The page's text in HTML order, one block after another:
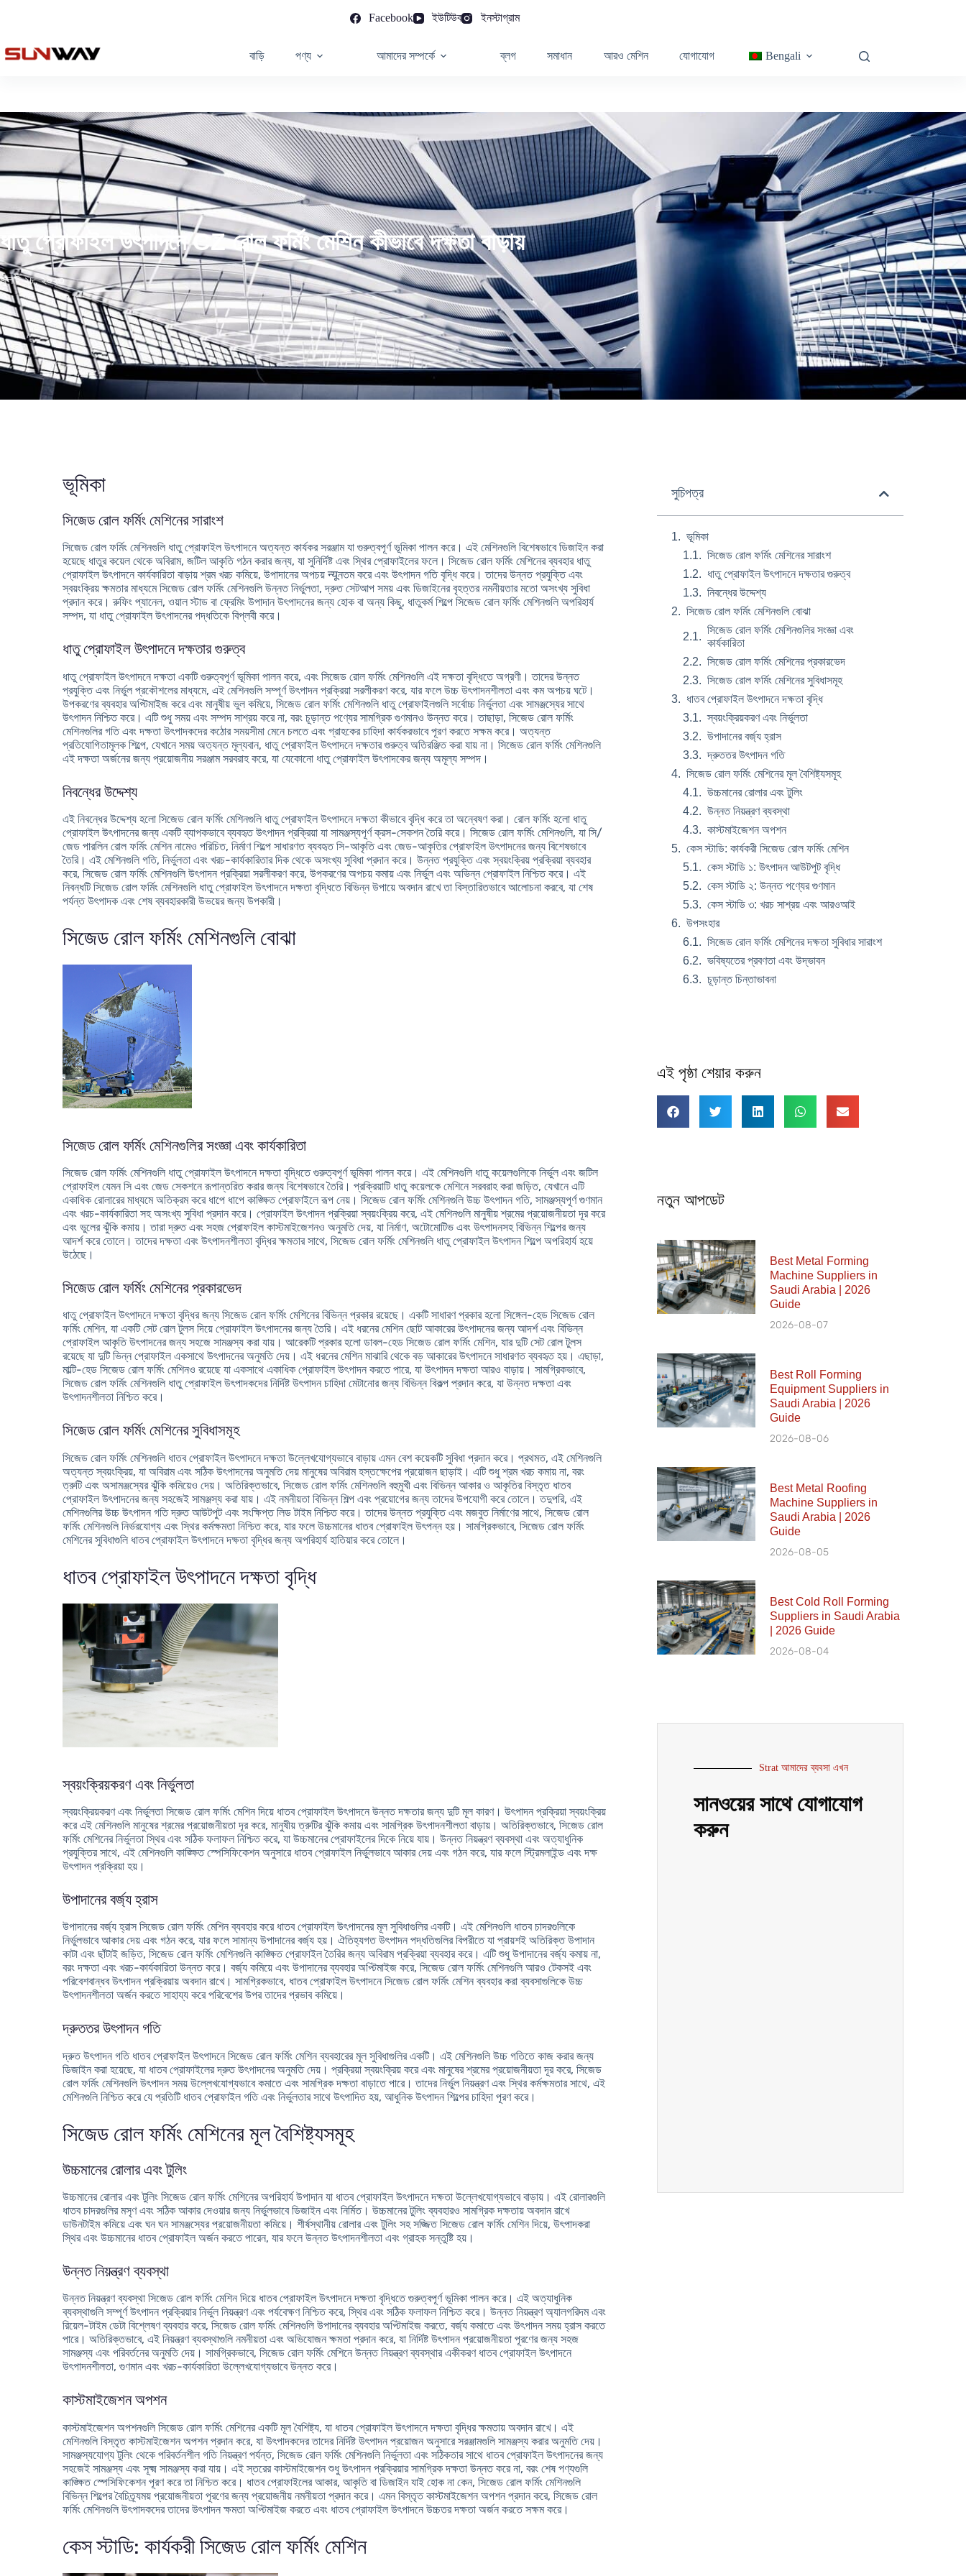
Facebook ইউটিউব ইনস্টাগ্রাম
বাড়ি পণ্য আমাদের সম্পর্কে ব্লগ সমাধান আরও মেশিন যোগাযোগ Bengali
ধাতু প্রোফাইল উৎপাদনে CZ রোল ফর্মিং মেশিন কীভাবে দক্ষতা বাড়ায়
জুলাই ২৮, ২০২৩
ভূমিকা
সিজেড রোল ফর্মিং মেশিনের সারাংশ
সিজেড রোল ফর্মিং মেশিনগুলি ধাতু প্রোফাইল উৎপাদনে অত্যন্ত কার্যকর সরঞ্জাম যা গুরুত্বপূর্ণ ভূমিকা পালন করে। এই মেশিনগুলি বিশেষভাবে ডিজাইন করা
হয়েছে ধাতুর কয়েল থেকে অবিরাম, জটিল আকৃতি গঠন করার জন্য, যা সুনির্দিষ্ট এবং স্থির প্রোফাইলের ফলে। সিজেড রোল ফর্মিং মেশিনের ব্যবহার ধাতু
প্রোফাইল উৎপাদনে কার্যকারিতা বাড়ায় শ্রম খরচ কমিয়ে, উপাদানের অপচয় न्यूনতম করে এবং উৎপাদন গতি বৃদ্ধি করে। তাদের উন্নত প্রযুক্তি এবং
স্বয়ংক্রিয় ক্ষমতার মাধ্যমে সিজেড রোল ফর্মিং মেশিনগুলি উন্নত নির্ভুলতা, দ্রুত সেটআপ সময় এবং ডিজাইনের বৃহত্তর নমনীয়তার মতো অসংখ্য সুবিধা
প্রদান করে। রুফিং প্যানেল, ওয়াল স্টাড বা ফ্রেমিং উপাদান উৎপাদনের জন্য হোক বা অন্য কিছু, ধাতুকর্ম শিল্পে সিজেড রোল ফর্মিং মেশিনগুলি অপরিহার্য
সম্পদ, যা ধাতু প্রোফাইল উৎপাদনের পদ্ধতিকে বিপ্লবী করে।
ধাতু প্রোফাইল উৎপাদনে দক্ষতার গুরুত্ব
ধাতু প্রোফাইল উৎপাদনে দক্ষতা একটি গুরুত্বপূর্ণ ভূমিকা পালন করে, এবং সিজেড রোল ফর্মিং মেশিনগুলি এই দক্ষতা বৃদ্ধিতে অগ্রণী। তাদের উন্নত
প্রযুক্তি এবং নির্ভুল প্রকৌশলের মাধ্যমে, এই মেশিনগুলি সম্পূর্ণ উৎপাদন প্রক্রিয়া সরলীকরণ করে, যার ফলে উচ্চ উৎপাদনশীলতা এবং কম অপচয় ঘটে।
উপকরণের ব্যবহার অপ্টিমাইজ করে এবং মানুষীয় ভুল কমিয়ে, সিজেড রোল ফর্মিং মেশিনগুলি ধাতু প্রোফাইলগুলি সর্বোচ্চ নির্ভুলতা এবং সামঞ্জস্যের সাথে
উৎপাদন নিশ্চিত করে। এটি শুধু সময় এবং সম্পদ সাশ্রয় করে না, বরং চূড়ান্ত পণ্যের সামগ্রিক গুণমানও উন্নত করে। তাছাড়া, সিজেড রোল ফর্মিং
মেশিনগুলির গতি এবং দক্ষতা উৎপাদকদের কঠোর সময়সীমা মেনে চলতে এবং গ্রাহকের চাহিদা কার্যকরভাবে পূরণ করতে সক্ষম করে। অত্যন্ত
প্রতিযোগিতামূলক শিল্পে, যেখানে সময় অত্যন্ত মূল্যবান, ধাতু প্রোফাইল উৎপাদনে দক্ষতার গুরুত্ব অতিরঞ্জিত করা যায় না। সিজেড রোল ফর্মিং মেশিনগুলি
এই দক্ষতা অর্জনের জন্য প্রয়োজনীয় সরঞ্জাম সরবরাহ করে, যা যেকোনো ধাতু প্রোফাইল উৎপাদকের জন্য অমূল্য সম্পদ।
নিবন্ধের উদ্দেশ্য
এই নিবন্ধের উদ্দেশ্য হলো সিজেড রোল ফর্মিং মেশিনগুলি ধাতু প্রোফাইল উৎপাদনে দক্ষতা কীভাবে বৃদ্ধি করে তা অন্বেষণ করা। রোল ফর্মিং হলো ধাতু
প্রোফাইল উৎপাদনের জন্য একটি ব্যাপকভাবে ব্যবহৃত উৎপাদন প্রক্রিয়া যা সামঞ্জস্যপূর্ণ ক্রস-সেকশন তৈরি করে। সিজেড রোল ফর্মিং মেশিনগুলি, যা সি/
জেড পারলিন রোল ফর্মিং মেশিন নামেও পরিচিত, নির্মাণ শিল্পে সাধারণত ব্যবহৃত সি-আকৃতি এবং জেড-আকৃতির প্রোফাইল উৎপাদনের জন্য বিশেষভাবে
তৈরি। এই মেশিনগুলি গতি, নির্ভুলতা এবং খরচ-কার্যকারিতার দিক থেকে অসংখ্য সুবিধা প্রদান করে। উন্নত প্রযুক্তি এবং স্বয়ংক্রিয় প্রক্রিয়া ব্যবহার
করে, সিজেড রোল ফর্মিং মেশিনগুলি উৎপাদন প্রক্রিয়া সরলীকরণ করে, উপকরণের অপচয় কমায় এবং নির্ভুল এবং অভিন্ন প্রোফাইল নিশ্চিত করে। এই
নিবন্ধটি সিজেড রোল ফর্মিং মেশিনগুলি ধাতু প্রোফাইল উৎপাদনে দক্ষতা বৃদ্ধিতে বিভিন্ন উপায়ে অবদান রাখে তা বিস্তারিতভাবে আলোচনা করবে, যা শেষ
পর্যন্ত উৎপাদক এবং শেষ ব্যবহারকারী উভয়ের জন্য উপকারী।
সিজেড রোল ফর্মিং মেশিনগুলি বোঝা
সিজেড রোল ফর্মিং মেশিনগুলির সংজ্ঞা এবং কার্যকারিতা
সিজেড রোল ফর্মিং মেশিনগুলি ধাতু প্রোফাইল উৎপাদনে দক্ষতা বৃদ্ধিতে গুরুত্বপূর্ণ ভূমিকা পালন করে। এই মেশিনগুলি ধাতু কয়েলগুলিকে নির্ভুল এবং জটিল
প্রোফাইল যেমন সি এবং জেড সেকশনে রূপান্তরিত করার জন্য বিশেষভাবে তৈরি। প্রক্রিয়াটি ধাতু কয়েলকে মেশিনে সরবরাহ করা জড়িত, যেখানে এটি
একাধিক রোলারের মাধ্যমে অতিক্রম করে ধাপে ধাপে কাঙ্ক্ষিত প্রোফাইলে রূপ নেয়। সিজেড রোল ফর্মিং মেশিনগুলি উচ্চ উৎপাদন গতি, সামঞ্জস্যপূর্ণ গুণমান
এবং খরচ-কার্যকারিতা সহ অসংখ্য সুবিধা প্রদান করে। প্রোফাইল উৎপাদন প্রক্রিয়া স্বয়ংক্রিয় করে, এই মেশিনগুলি মানুষীয় শ্রমের প্রয়োজনীয়তা দূর করে
এবং ভুলের ঝুঁকি কমায়। তারা দ্রুত এবং সহজ প্রোফাইল কাস্টমাইজেশনও অনুমতি দেয়, যা নির্মাণ, অটোমোটিভ এবং উৎপাদনসহ বিভিন্ন শিল্পের জন্য
আদর্শ করে তোলে। তাদের দক্ষতা এবং উৎপাদনশীলতা বৃদ্ধির ক্ষমতার সাথে, সিজেড রোল ফর্মিং মেশিনগুলি ধাতু প্রোফাইল উৎপাদন শিল্পে অপরিহার্য হয়ে
উঠেছে।
সিজেড রোল ফর্মিং মেশিনের প্রকারভেদ
ধাতু প্রোফাইল উৎপাদনে দক্ষতা বৃদ্ধির জন্য সিজেড রোল ফর্মিং মেশিনের বিভিন্ন প্রকার রয়েছে। একটি সাধারণ প্রকার হলো সিঙ্গেল-হেড সিজেড রোল
ফর্মিং মেশিন, যা একটি সেট রোল টুলস দিয়ে প্রোফাইল উৎপাদনের জন্য তৈরি। এই ধরনের মেশিন ছোট আকারের উৎপাদনের জন্য আদর্শ এবং বিভিন্ন
প্রোফাইল আকৃতি উৎপাদনের জন্য সহজে সামঞ্জস্য করা যায়। আরেকটি প্রকার হলো ডাবল-হেড সিজেড রোল ফর্মিং মেশিন, যার দুটি সেট রোল টুলস
রয়েছে যা দুটি ভিন্ন প্রোফাইল একসাথে উৎপাদনের অনুমতি দেয়। এই ধরনের মেশিন মাঝারি থেকে বড় আকারের উৎপাদনে সাধারণত ব্যবহৃত হয়। এছাড়া,
মাল্টি-হেড সিজেড রোল ফর্মিং মেশিনও রয়েছে যা একসাথে একাধিক প্রোফাইল উৎপাদন করতে পারে, যা উৎপাদন দক্ষতা আরও বাড়ায়। সামগ্রিকভাবে,
সিজেড রোল ফর্মিং মেশিনগুলি ধাতু প্রোফাইল উৎপাদকদের নির্দিষ্ট উৎপাদন চাহিদা মেটানোর জন্য বিভিন্ন বিকল্প প্রদান করে, যা উন্নত দক্ষতা এবং
উৎপাদনশীলতা নিশ্চিত করে।
সিজেড রোল ফর্মিং মেশিনের সুবিধাসমূহ
সিজেড রোল ফর্মিং মেশিনগুলি ধাতব প্রোফাইল উৎপাদনে দক্ষতা উল্লেখযোগ্যভাবে বাড়ায় এমন বেশ কয়েকটি সুবিধা প্রদান করে। প্রথমত, এই মেশিনগুলি
অত্যন্ত স্বয়ংক্রিয়, যা অবিরাম এবং সঠিক উৎপাদনের অনুমতি দেয় মানুষের অবিরাম হস্তক্ষেপের প্রয়োজন ছাড়াই। এটি শুধু শ্রম খরচ কমায় না, বরং
ত্রুটি এবং অসামঞ্জস্যের ঝুঁকি কমিয়েও দেয়। অতিরিক্তভাবে, সিজেড রোল ফর্মিং মেশিনগুলি বহুমুখী এবং বিভিন্ন আকার ও আকৃতির বিস্তৃত ধাতব
প্রোফাইল উৎপাদনের জন্য সহজেই সামঞ্জস্য করা যায়। এই নমনীয়তা বিভিন্ন শিল্প এবং প্রয়োগের জন্য তাদের উপযোগী করে তোলে। তদুপরি, এই
মেশিনগুলির উচ্চ উৎপাদন গতি দ্রুত আউটপুট এবং সংক্ষিপ্ত লিড টাইম নিশ্চিত করে। তাদের উন্নত প্রযুক্তি এবং মজবুত নির্মাণের সাথে, সিজেড রোল
ফর্মিং মেশিনগুলি নির্ভরযোগ্য এবং স্থির কর্মক্ষমতা নিশ্চিত করে, যার ফলে উচ্চমানের ধাতব প্রোফাইল উৎপন্ন হয়। সামগ্রিকভাবে, সিজেড রোল ফর্মিং
মেশিনের সুবিধাগুলি ধাতব প্রোফাইল উৎপাদনে দক্ষতা বৃদ্ধির জন্য অপরিহার্য হাতিয়ার করে তোলে।
ধাতব প্রোফাইল উৎপাদনে দক্ষতা বৃদ্ধি
স্বয়ংক্রিয়করণ এবং নির্ভুলতা
স্বয়ংক্রিয়করণ এবং নির্ভুলতা সিজেড রোল ফর্মিং মেশিন দিয়ে ধাতব প্রোফাইল উৎপাদনে উন্নত দক্ষতার জন্য দুটি মূল কারণ। উৎপাদন প্রক্রিয়া স্বয়ংক্রিয়
করে এই মেশিনগুলি মানুষের শ্রমের প্রয়োজনীয়তা দূর করে, মানুষীয় ত্রুটির ঝুঁকি কমায় এবং সামগ্রিক উৎপাদনশীলতা বাড়ায়। অতিরিক্তভাবে, সিজেড রোল
ফর্মিং মেশিনের নির্ভুলতা স্থির এবং সঠিক ফলাফল নিশ্চিত করে, যা উচ্চমানের প্রোফাইলের দিকে নিয়ে যায়। উন্নত নিয়ন্ত্রণ ব্যবস্থা এবং অত্যাধুনিক
প্রযুক্তির সাথে, এই মেশিনগুলি কাঙ্ক্ষিত স্পেসিফিকেশন অনুসারে ধাতব প্রোফাইল নির্ভুলভাবে আকার দেয় এবং গঠন করে, যার ফলে স্ট্রিমলাইন্ড এবং দক্ষ
উৎপাদন প্রক্রিয়া হয়।
উপাদানের বর্জ্য হ্রাস
উপাদানের বর্জ্য হ্রাস সিজেড রোল ফর্মিং মেশিন ব্যবহার করে ধাতব প্রোফাইল উৎপাদনের মূল সুবিধাগুলির একটি। এই মেশিনগুলি ধাতব চাদরগুলিকে
নির্ভুলভাবে আকার দেয় এবং গঠন করে, যার ফলে সামান্য উপাদানের বর্জ্য হয়। ঐতিহ্যগত উৎপাদন পদ্ধতিগুলির বিপরীতে যা প্রায়শই অতিরিক্ত উপাদান
কাটা এবং ছাঁটাই জড়িত, সিজেড রোল ফর্মিং মেশিনগুলি কাঙ্ক্ষিত প্রোফাইল তৈরির জন্য অবিরাম প্রক্রিয়া ব্যবহার করে। এটি শুধু উপাদানের বর্জ্য কমায় না,
বরং দক্ষতা এবং খরচ-কার্যকারিতা উন্নত করে। বর্জ্য কমিয়ে এবং উপাদানের ব্যবহার অপ্টিমাইজ করে, সিজেড রোল ফর্মিং মেশিনগুলি আরও টেকসই এবং
পরিবেশবান্ধব উৎপাদন প্রক্রিয়ায় অবদান রাখে। সামগ্রিকভাবে, ধাতব প্রোফাইল উৎপাদনে সিজেড রোল ফর্মিং মেশিন ব্যবহার করা ব্যবসাগুলিকে উচ্চ
উৎপাদনশীলতা অর্জন করতে সাহায্য করে পরিবেশের উপর তাদের প্রভাব কমিয়ে।
দ্রুততর উৎপাদন গতি
দ্রুত উৎপাদন গতি ধাতব প্রোফাইল উৎপাদনে সিজেড রোল ফর্মিং মেশিন ব্যবহারের মূল সুবিধাগুলির একটি। এই মেশিনগুলি উচ্চ গতিতে কাজ করার জন্য
ডিজাইন করা হয়েছে, যা ধাতব প্রোফাইলের দ্রুত উৎপাদনের অনুমতি দেয়। প্রক্রিয়া স্বয়ংক্রিয় করে এবং মানুষের শ্রমের প্রয়োজনীয়তা দূর করে, সিজেড
রোল ফর্মিং মেশিনগুলি উৎপাদন সময় উল্লেখযোগ্যভাবে কমাতে এবং সামগ্রিক দক্ষতা বাড়াতে পারে। তাদের নির্ভুল নিয়ন্ত্রণ এবং স্থির কর্মক্ষমতার সাথে, এই
মেশিনগুলি নিশ্চিত করে যে প্রতিটি ধাতব প্রোফাইল গতি এবং নির্ভুলতার সাথে উৎপাদিত হয়, আধুনিক উৎপাদন শিল্পের চাহিদা পূরণ করে।
সিজেড রোল ফর্মিং মেশিনের মূল বৈশিষ্ট্যসমূহ
উচ্চমানের রোলার এবং টুলিং
উচ্চমানের রোলার এবং টুলিং সিজেড রোল ফর্মিং মেশিনের অপরিহার্য উপাদান যা ধাতব প্রোফাইল উৎপাদনে দক্ষতা উল্লেখযোগ্যভাবে বাড়ায়। এই রোলারগুলি
ধাতব চাদরগুলির মসৃণ এবং সঠিক আকার দেওয়ার জন্য নির্ভুলভাবে ডিজাইন এবং নির্মিত। উচ্চমানের টুলিং ব্যবহারও সামগ্রিক দক্ষতায় অবদান রাখে
ডাউনটাইম কমিয়ে এবং ঘন ঘন সামঞ্জস্যের প্রয়োজনীয়তা কমিয়ে। শীর্ষস্থানীয় রোলার এবং টুলিং সহ সজ্জিত সিজেড রোল ফর্মিং মেশিন দিয়ে, উৎপাদকরা
স্থির এবং উচ্চমানের ধাতব প্রোফাইল অর্জন করতে পারেন, যার ফলে উন্নত উৎপাদনশীলতা এবং গ্রাহক সন্তুষ্টি হয়।
উন্নত নিয়ন্ত্রণ ব্যবস্থা
উন্নত নিয়ন্ত্রণ ব্যবস্থা সিজেড রোল ফর্মিং মেশিন দিয়ে ধাতব প্রোফাইল উৎপাদনে দক্ষতা বৃদ্ধিতে গুরুত্বপূর্ণ ভূমিকা পালন করে। এই অত্যাধুনিক
ব্যবস্থাগুলি সম্পূর্ণ উৎপাদন প্রক্রিয়ার নির্ভুল নিয়ন্ত্রণ এবং পর্যবেক্ষণ নিশ্চিত করে, স্থির এবং সঠিক ফলাফল নিশ্চিত করে। উন্নত নিয়ন্ত্রণ অ্যালগরিদম এবং
রিয়েল-টাইম ডেটা বিশ্লেষণ ব্যবহার করে, সিজেড রোল ফর্মিং মেশিনগুলি উপাদানের ব্যবহার অপ্টিমাইজ করতে, বর্জ্য কমাতে এবং উৎপাদন সময় হ্রাস করতে
পারে। অতিরিক্তভাবে, এই নিয়ন্ত্রণ ব্যবস্থাগুলি নমনীয়তা এবং অভিযোজন ক্ষমতা প্রদান করে, যা নির্দিষ্ট উৎপাদন প্রয়োজনীয়তা পূরণের জন্য সহজ
সামঞ্জস্য এবং পরিবর্তনের অনুমতি দেয়। সামগ্রিকভাবে, সিজেড রোল ফর্মিং মেশিনে উন্নত নিয়ন্ত্রণ ব্যবস্থার একীকরণ ধাতব প্রোফাইল উৎপাদনে
উৎপাদনশীলতা, গুণমান এবং খরচ-কার্যকারিতা উল্লেখযোগ্যভাবে উন্নত করে।
কাস্টমাইজেশন অপশন
কাস্টমাইজেশন অপশনগুলি সিজেড রোল ফর্মিং মেশিনের একটি মূল বৈশিষ্ট্য, যা ধাতব প্রোফাইল উৎপাদনে দক্ষতা বৃদ্ধির ক্ষমতায় অবদান রাখে। এই
মেশিনগুলি বিস্তৃত কাস্টমাইজেশন অপশন প্রদান করে, যা উৎপাদকদের তাদের নির্দিষ্ট উৎপাদন প্রয়োজন অনুসারে সরঞ্জামগুলি সামঞ্জস্য করার অনুমতি দেয়।
সামঞ্জস্যযোগ্য টুলিং থেকে পরিবর্তনশীল গতি নিয়ন্ত্রণ পর্যন্ত, সিজেড রোল ফর্মিং মেশিনগুলি নির্ভুলতা এবং সঠিকতার সাথে ধাতব প্রোফাইল উৎপাদনের জন্য
সহজেই সামঞ্জস্য এবং সূক্ষ্ম সামঞ্জস্য করা যায়। এই স্তরের কাস্টমাইজেশন শুধু উৎপাদন প্রক্রিয়ার সামগ্রিক দক্ষতা উন্নত করে না, বরং শেষ পণ্যগুলি
কাঙ্ক্ষিত স্পেসিফিকেশন পূরণ করে তা নিশ্চিত করে। ধাতব প্রোফাইলের আকার, আকৃতি বা ডিজাইন যাই হোক না কেন, সিজেড রোল ফর্মিং মেশিনগুলি
বিভিন্ন শিল্পের বৈচিত্র্যময় প্রয়োজনীয়তা পূরণের জন্য প্রয়োজনীয় নমনীয়তা প্রদান করে। এমন বিস্তৃত কাস্টমাইজেশন অপশন প্রদান করে, সিজেড রোল
ফর্মিং মেশিনগুলি উৎপাদকদের তাদের উৎপাদন ক্ষমতা অপ্টিমাইজ করতে এবং ধাতব প্রোফাইল উৎপাদনে উচ্চতর দক্ষতা অর্জন করতে সক্ষম করে।
কেস স্টাডি: কার্যকরী সিজেড রোল ফর্মিং মেশিন
সুচিপত্র
ভূমিকা
সিজেড রোল ফর্মিং মেশিনের সারাংশ
ধাতু প্রোফাইল উৎপাদনে দক্ষতার গুরুত্ব
নিবন্ধের উদ্দেশ্য
সিজেড রোল ফর্মিং মেশিনগুলি বোঝা
সিজেড রোল ফর্মিং মেশিনগুলির সংজ্ঞা এবং
কার্যকারিতা
সিজেড রোল ফর্মিং মেশিনের প্রকারভেদ
সিজেড রোল ফর্মিং মেশিনের সুবিধাসমূহ
ধাতব প্রোফাইল উৎপাদনে দক্ষতা বৃদ্ধি
স্বয়ংক্রিয়করণ এবং নির্ভুলতা
উপাদানের বর্জ্য হ্রাস
দ্রুততর উৎপাদন গতি
সিজেড রোল ফর্মিং মেশিনের মূল বৈশিষ্ট্যসমূহ
উচ্চমানের রোলার এবং টুলিং
উন্নত নিয়ন্ত্রণ ব্যবস্থা
কাস্টমাইজেশন অপশন
কেস স্টাডি: কার্যকরী সিজেড রোল ফর্মিং মেশিন
কেস স্টাডি ১: উৎপাদন আউটপুট বৃদ্ধি
কেস স্টাডি ২: উন্নত পণ্যের গুণমান
কেস স্টাডি ৩: খরচ সাশ্রয় এবং আরওআই
উপসংহার
সিজেড রোল ফর্মিং মেশিনের দক্ষতা সুবিধার সারাংশ
ভবিষ্যতের প্রবণতা এবং উদ্ভাবন
চূড়ান্ত চিন্তাভাবনা
এই পৃষ্ঠা শেয়ার করুন
নতুন আপডেট
Best Metal Forming
Machine Suppliers in
Saudi Arabia | 2026
Guide
2026-08-07
Best Roll Forming
Equipment Suppliers in
Saudi Arabia | 2026
Guide
2026-08-06
Best Metal Roofing
Machine Suppliers in
Saudi Arabia | 2026
Guide
2026-08-05
Best Cold Roll Forming
Suppliers in Saudi Arabia
| 2026 Guide
2026-08-04
Strat আমাদের ব্যবসা এখন
সানওয়ের সাথে যোগাযোগ
করুন